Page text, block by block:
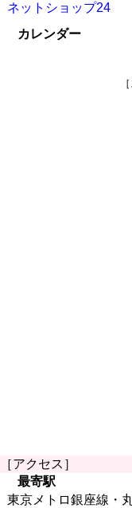
ネットショップ24
カレンダー
［アクセス］
最寄駅
東京メトロ銀座線・